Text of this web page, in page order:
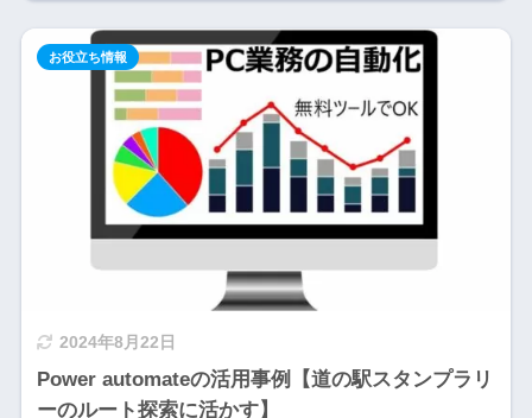
2024年8月22日
Power automateの活用事例【道の駅スタンプラリ
ーのルート探索に活かす】
お役立ち情報